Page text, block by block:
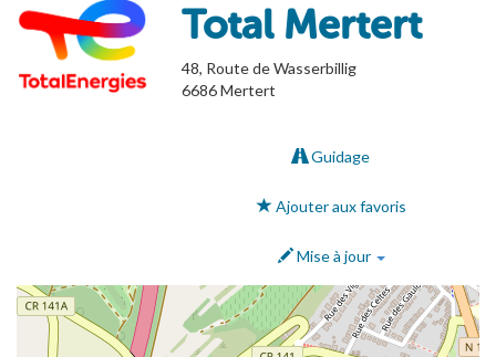
Total Mertert
48, Route de Wasserbillig
6686Mertert
Guidage
Ajouter aux favoris
Mise à jour